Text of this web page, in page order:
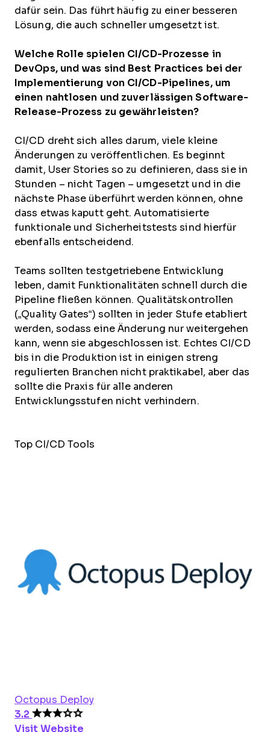
dafür sein. Das führt häufig zu einer besseren
Lösung, die auch schneller umgesetzt ist.
Welche Rolle spielen CI/CD-Prozesse in
DevOps, und was sind Best Practices bei der
Implementierung von CI/CD-Pipelines, um
einen nahtlosen und zuverlässigen Software-
Release-Prozess zu gewährleisten?
CI/CD dreht sich alles darum, viele kleine
Änderungen zu veröffentlichen. Es beginnt
damit, User Stories so zu definieren, dass sie in
Stunden – nicht Tagen – umgesetzt und in die
nächste Phase überführt werden können, ohne
dass etwas kaputt geht. Automatisierte
funktionale und Sicherheitstests sind hierfür
ebenfalls entscheidend.
Teams sollten testgetriebene Entwicklung
leben, damit Funktionalitäten schnell durch die
Pipeline fließen können. Qualitätskontrollen
(„Quality Gates“) sollten in jeder Stufe etabliert
werden, sodass eine Änderung nur weitergehen
kann, wenn sie abgeschlossen ist. Echtes CI/CD
bis in die Produktion ist in einigen streng
regulierten Branchen nicht praktikabel, aber das
sollte die Praxis für alle anderen
Entwicklungsstufen nicht verhindern.
Top CI/CD Tools
Octopus Deploy
3.2
Visit Website